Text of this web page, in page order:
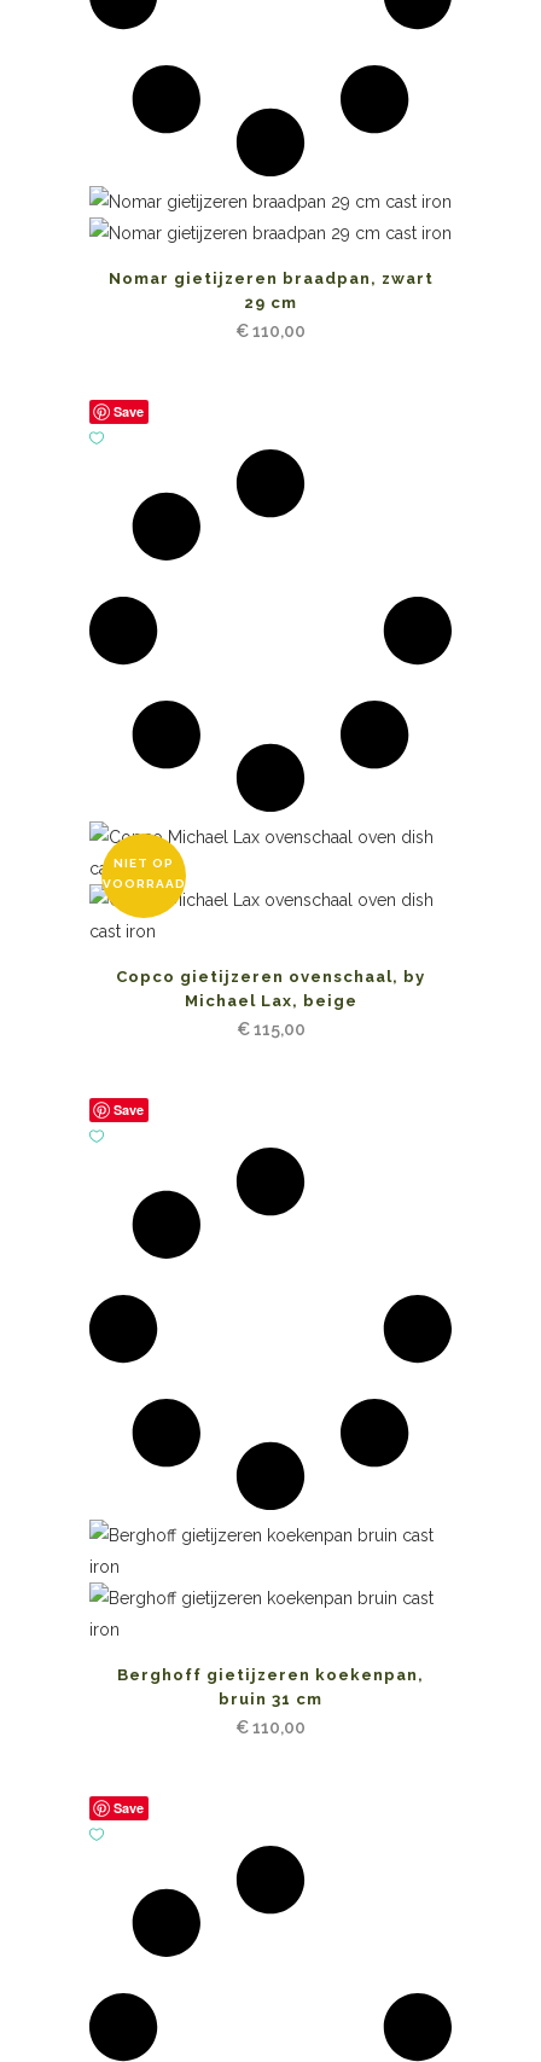
Nomar gietijzeren braadpan, zwart
29 cm
€110,00
Save
NIET OP
VOORRAAD
Copco gietijzeren ovenschaal, by
Michael Lax, beige
€115,00
Save
Berghoff gietijzeren koekenpan,
bruin 31 cm
€110,00
Save